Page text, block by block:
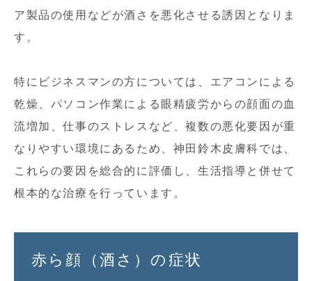
ア製品の使用などが酒さを悪化させる誘因となりま
す。
特にビジネスマンの方については、エアコンによる
乾燥、パソコン作業による眼精疲労からの顔面の血
流増加、仕事のストレスなど、複数の悪化要因が重
なりやすい環境にあるため、神田鈴木皮膚科では、
これらの要因を総合的に評価し、生活指導と併せて
根本的な治療を行っています。
赤ら顔（酒さ）の症状